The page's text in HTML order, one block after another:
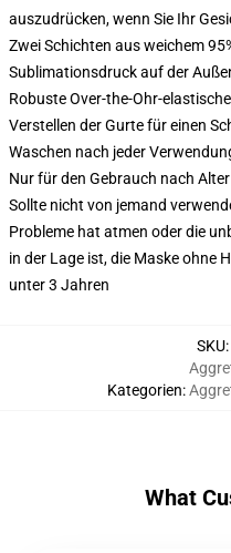
auszudrücken, wenn Sie Ihr
Zwei Schichten aus weichem
Sublimationsdruck auf der
Robuste Over-the-Ohr-
Verstellen der Gurte für einen
Waschen nach jeder
Nur für den Gebrauch nach
Sollte nicht von jemand
Probleme hat atmen oder die
in der Lage ist, die Maske ohne
unter 3 Jahren
SKU:
Kategorien:
What